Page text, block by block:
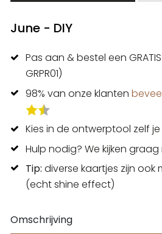
June - DIY
Pas aan & bestel een GRATIS
GRPR01)
98% van onze klanten
Kies in de ontwerptool zelf
Hulp nodig? We kijken
Tip: diverse kaartjes zijn ook
(echt shine effect)
Omschrijving